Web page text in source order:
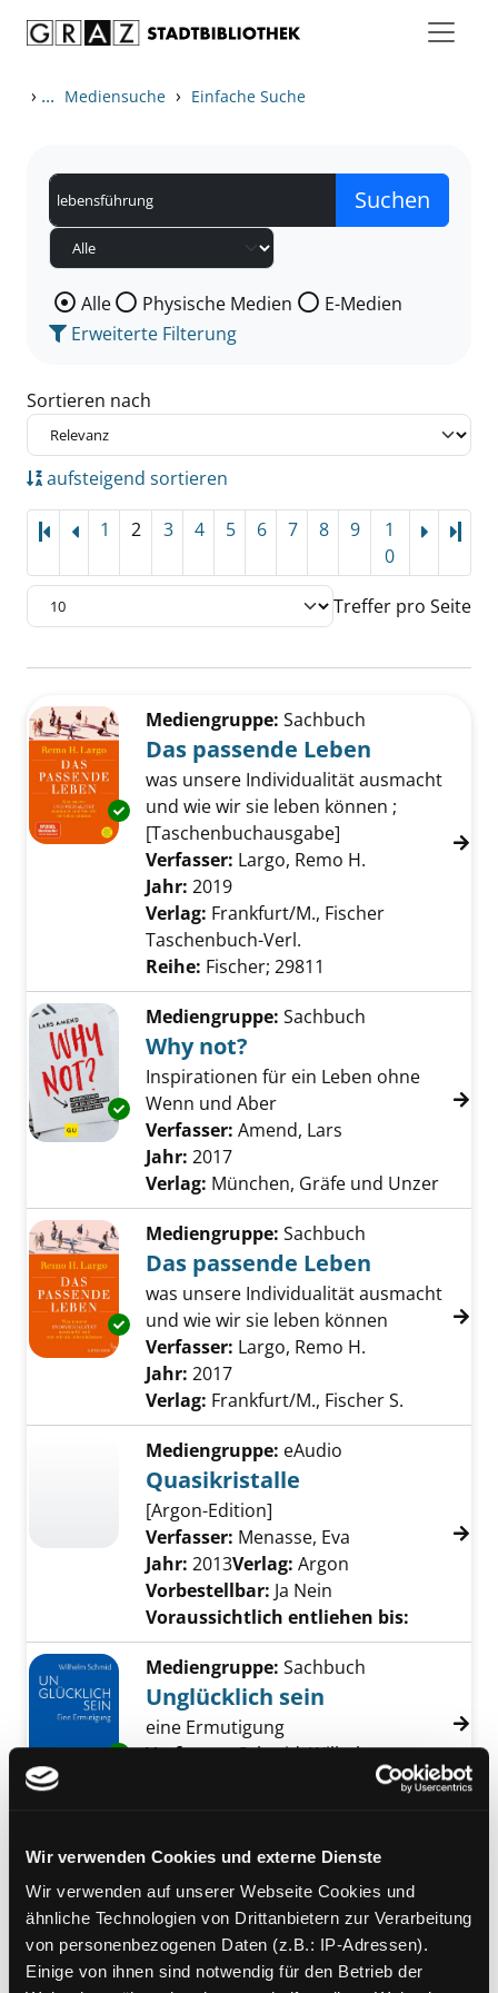
Wir verwenden Cookies und externe Dienste
Wir verwenden auf unserer Webseite Cookies und
ähnliche Technologien von Drittanbietern zur Verarbeitung
von personenbezogenen Daten (z.B.: IP-Adressen).
Einige von ihnen sind notwendig für den Betrieb der
› ... Mediensuche › Einfache Suche
Wählen Sie die Medienart nach der Sie suchen wollen.
Alle Physische Medien
E-Medien
Erweiterte Filterung
Sortieren nach
aufsteigend sortieren
1 2 3 4 5 6 7 8 9
1
0
Treffer pro Seite
Zu den Suchfiltern springen
Exemplar-Details von Das passende Leben
Mediengruppe: Sachbuch
Das passende Leben
was unsere Individualität ausmacht
und wie wir sie leben können ;
[Taschenbuchausgabe]
Verfasser: Largo, Remo H.
Jahr: 2019
Verlag: Frankfurt/M., Fischer
Taschenbuch-Verl.
Reihe: Fischer; 29811
Exemplar-Details von Why not? anzeigen
Mediengruppe: Sachbuch
Why not?
Inspirationen für ein Leben ohne
Wenn und Aber
Verfasser: Amend, Lars
Jahr: 2017
Verlag: München, Gräfe und Unzer
Exemplar-Details von Das passende Leben
Mediengruppe: Sachbuch
Das passende Leben
was unsere Individualität ausmacht
und wie wir sie leben können
Verfasser: Largo, Remo H.
Jahr: 2017
Verlag: Frankfurt/M., Fischer S.
Mediengruppe: eAudio
Quasikristalle
[Argon-Edition]
Verfasser: Menasse, Eva Suche nach
Jahr: 2013Verlag: Argon
Vorbestellbar: Ja Nein
Voraussichtlich entliehen bis:
Exemplar-Details von Unglücklich sein
Mediengruppe: Sachbuch
Unglücklich sein
eine Ermutigung
Verfasser:Schmid, WilhelmSuche nach
Berlin, Insel
Das Geheimnis der
Gesundheit
verblüffende neue Erkenntnisse aus
der Welt der Medizin
Verfasser:Strunz, UlrichSuche nach